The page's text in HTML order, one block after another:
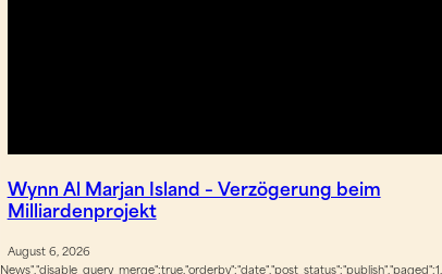
Wynn Al Marjan Island – Verzögerung beim
Milliardenprojekt
August 6, 2026